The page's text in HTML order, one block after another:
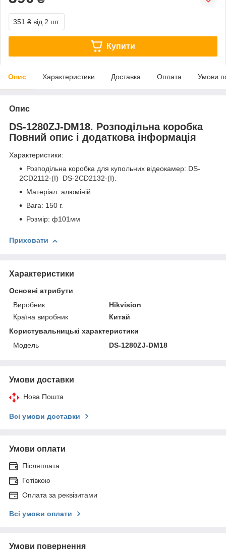
351 ₴ від 2 шт.
Купити
Опис Характеристики Доставка Оплата Умови
Опис
DS-1280ZJ-DM18. Розподільна коробка
Повний опис і додаткова інформація
Характеристики:
Розподільна коробка для купольних відеокамер: DS-
2CD2112-(I) DS-2CD2132-(I).
Матеріал: алюміній.
Вага: 150 г.
Розмір: ф101мм
Приховати
Характеристики
Основні атрибути
Виробник
Hikvision
Країна виробник
Китай
Користувальницькі характеристики
Модель
DS-1280ZJ-DM18
Умови доставки
Нова Пошта
Всі умови доставки
Умови оплати
Післяплата
Готівкою
Оплата за реквізитами
Всі умови оплати
Умови повернення